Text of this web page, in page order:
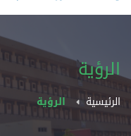
الرؤية
الرئيسية الرؤية